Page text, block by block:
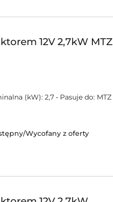
12V 2,7kW MTZ
(kW): 2,7 • Pasuje do: MTZ
Wycofany z oferty